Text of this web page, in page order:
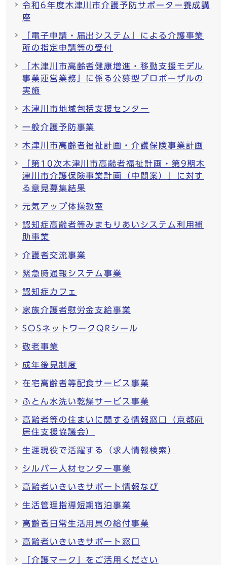
令和6年度木津川市介護予防サポーター養成講
座
「電子申請・届出システム」による介護事業
所の指定申請等の受付
「木津川市高齢者健康増進・移動支援モデル
事業運営業務」に係る公募型プロポーザルの
実施
木津川市地域包括支援センター
一般介護予防事業
木津川市高齢者福祉計画・介護保険事業計画
「第10次木津川市高齢者福祉計画・第9期木
津川市介護保険事業計画（中間案）」に対す
る意見募集結果
元気アップ体操教室
認知症高齢者等みまもりあいシステム利用補
助事業
介護者交流事業
緊急時通報システム事業
認知症カフェ
家族介護者慰労金支給事業
SOSネットワークQRシール
敬老事業
成年後見制度
在宅高齢者等配食サービス事業
ふとん水洗い乾燥サービス事業
高齢者等の住まいに関する情報窓口（京都府
居住支援協議会）
生涯現役で活躍する（求人情報検索）
シルバー人材センター事業
高齢者いきいきサポート情報なび
生活管理指導短期宿泊事業
高齢者日常生活用具の給付事業
高齢者いきいきサポート窓口
「介護マーク」をご活用ください